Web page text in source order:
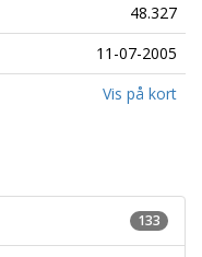
48.327
11-07-2005
Vis på kort
133